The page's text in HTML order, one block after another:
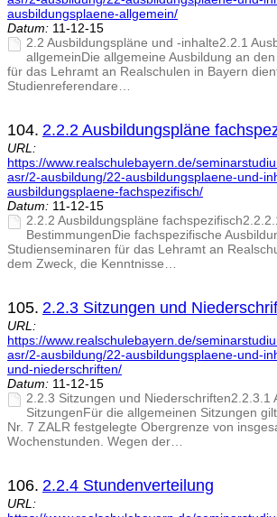
ausbildungsplaene-allgemein/
Datum: 11-12-15
2.2 Ausbildungspläne und -inhalte2.2.1
allgemeinDie allgemeine Ausbildung an
für das Lehramt an Realschulen in Bayern
Studienreferendare…
104. 2.2.2 Ausbildungspläne
URL:
https://www.realschulebayern.de/
asr/2-ausbildung/22-ausbildungsplaene-und-
ausbildungsplaene-fachspezifisch/
Datum: 11-12-15
2.2.2 Ausbildungspläne
BestimmungenDie fachspezifische
Studienseminaren für das Lehramt an
dem Zweck, die Kenntnisse…
105. 2.2.3 Sitzungen und
URL:
https://www.realschulebayern.de/
asr/2-ausbildung/22-ausbildungsplaene-und-
und-niederschriften/
Datum: 11-12-15
2.2.3 Sitzungen und Niederschriften2.2.3.1
SitzungenFür die allgemeinen Sitzungen
Nr. 7 ZALR festgelegte Obergrenze von
Wochenstunden. Wegen der…
106. 2.2.4 Stundenverteilung
URL: